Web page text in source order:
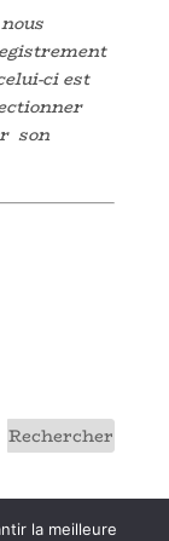
ci est
son
la meilleure